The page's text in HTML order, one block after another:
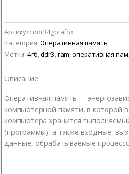
Артикул: ddr34gbtafox
Категория: Оперативная память
Метки: 4гб ddr3 ram оперативная
Описание
Оперативная па́мять —
компьютерной памяти, в которой
компьютера хранится
(программы), а также входные,
данные, обрабатываемые